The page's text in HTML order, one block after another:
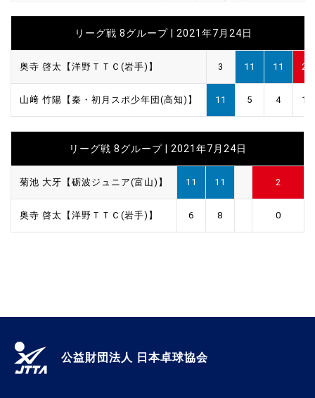
リーグ戦 8グループ | 2021年7月24日
奥寺 啓太【洋野ＴＴＣ(岩手)】 3 11 11 2
山﨑 竹陽【秦・初月スポ少年団(高知)】 11 5 4 1
リーグ戦 8グループ | 2021年7月24日
菊池 大牙【砺波ジュニア(富山)】 11 11 2
奥寺 啓太【洋野ＴＴＣ(岩手)】 6 8 0
公益財団法人 日本卓球協会